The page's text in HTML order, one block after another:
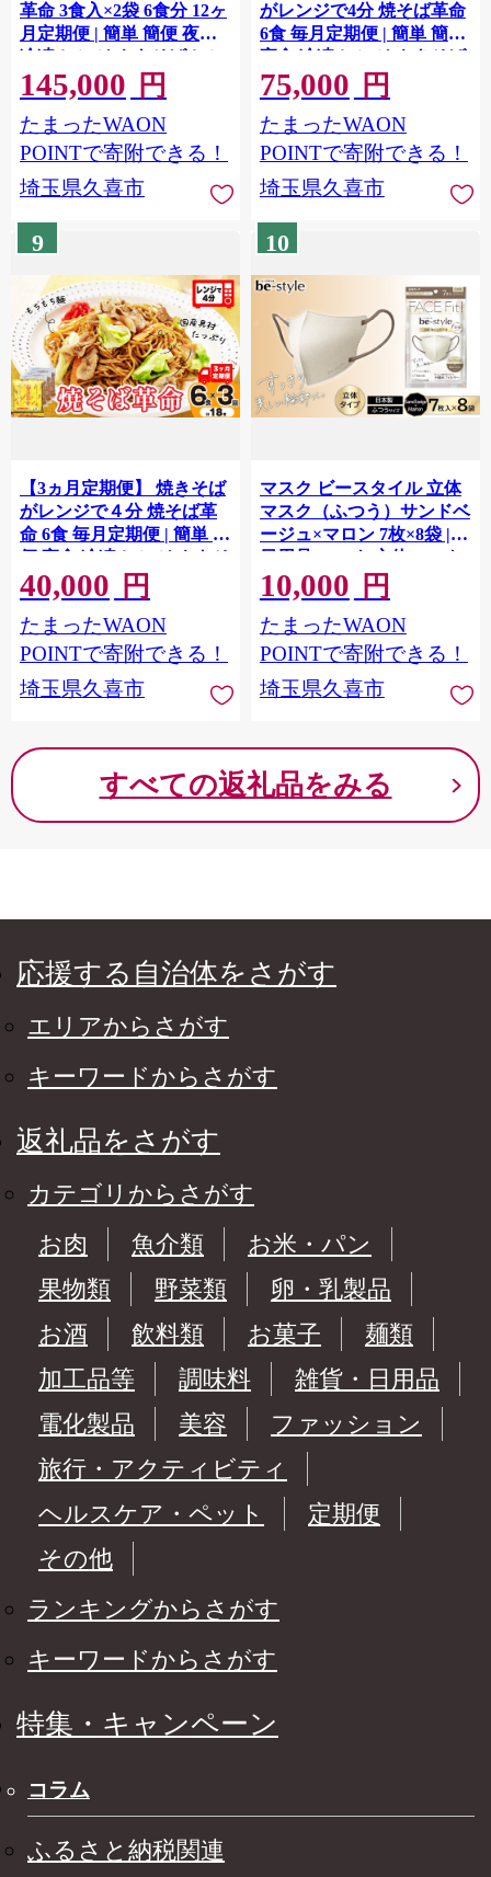
革命 3食入×2袋 6食分 12ヶ
月定期便 | 簡単 簡便 夜食
冷凍 レンジ やきそば レン
チン 冷凍食品 麺 ソース焼
きそば 国産野菜 国産豚 簡
単調理 話題 テレビ紹介 マ
ツコ サタプラ 番組 ランキ
ンジ テレビ もちもち 野菜
族 具材 お昼 夜食 冷凍庫
や 埼玉県 久喜市
145,000 円
たまったWAON
POINTで寄附できる！
埼玉県久喜市
がレンジで4分 焼そば革命
6食 毎月定期便 | 簡単 簡便
夜食 冷凍 レンジ やきそば
レンチン 冷凍食品 麺 ソー
ス焼きそば 国産野菜 国産
豚 簡単調理 話題 テレビ紹
介 マツコ サタプラ 番組 ラ
類 レンジ テレビ もちもち
ト 家族 具材 お昼 夜食 冷
むぎや 埼玉県 久喜市
75,000 円
たまったWAON
POINTで寄附できる！
埼玉県久喜市
9
【3ヵ月定期便】 焼きそば
がレンジで４分 焼そば革
命 6食 毎月定期便 | 簡単 簡
便 夜食 冷凍 レンジ やきそ
ば レンチン 冷凍食品 麺 ソ
ース焼きそば 国産野菜 国
産豚 簡単調理 話題 テレビ
紹介 マツコ サタプラ 番組
麺類 レンジ テレビ もちも
冷凍庫 肉 キャベツ 常備食
つむぎや 埼玉県 久喜市
40,000 円
たまったWAON
POINTで寄附できる！
埼玉県久喜市
10
マスク ビースタイル 立体
マスク（ふつう）サンドベ
ージュ×マロン 7枚×8袋 |
日用品 マスク 立体マスク
小顔マスク 小顔魅せマス
ク 女性用 女性向けマスク
カラーマスク 不織布マス
ク 立体型マスク 立体構造
つきにくい メイク崩れ軽
10,000 円
たまったWAON
POINTで寄附できる！
埼玉県久喜市
すべての返礼品をみる
応援する自治体をさがす
エリアからさがす
キーワードからさがす
返礼品をさがす
カテゴリからさがす
お肉
魚介類
お米・パン
果物類
野菜類
卵・乳製品
お酒
飲料類 お菓子
麺類
加工品等
調味料
雑貨・日用品
電化製品
美容
ファッション
旅行・アクティビティ
ヘルスケア・ペット
定期便
その他
ランキングからさがす
キーワードからさがす
特集・キャンペーン
コラム
ふるさと納税関連